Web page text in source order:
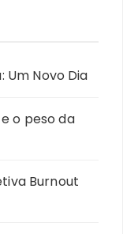
Um Novo Dia
o peso da
Burnout